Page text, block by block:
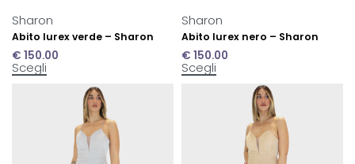
Sharon
Abito lurex verde – Sharon
€ 150.00
Scegli
Sharon
Abito lurex nero – Sharon
€ 150.00
Scegli